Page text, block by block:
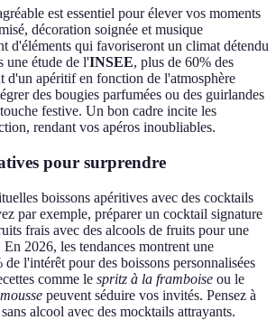
est essentiel pour élever vos moments
décoration soignée et musique
d'éléments qui favoriseront un climat détendu
une étude de l'INSEE, plus de 60% des
d'un apéritif en fonction de l'atmosphère
des bougies parfumées ou des guirlandes
festive. Un bon cadre incite les
rendant vos apéros inoubliables.
pour surprendre
boissons apéritives avec des cocktails
par exemple, préparer un cocktail signature
frais avec des alcools de fruits pour une
2026, les tendances montrent une
l'intérêt pour des boissons personnalisées
comme le spritz à la framboise ou le
peuvent séduire vos invités. Pensez à
alcool avec des mocktails attrayants.